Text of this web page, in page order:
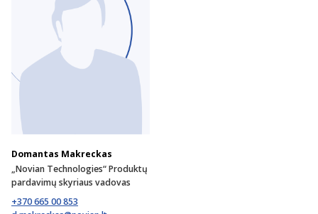
Domantas Makreckas
„Novian Technologies“ Produktų
pardavimų skyriaus vadovas
+370 665 00 853